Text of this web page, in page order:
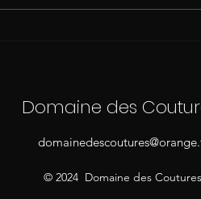
Domaine des
© 2024 Domaine des Coutures